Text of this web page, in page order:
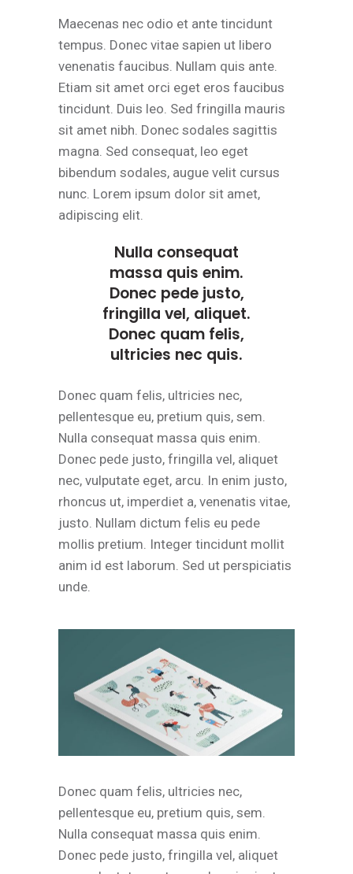
Maecenas nec odio et ante tincidunt
tempus. Donec vitae sapien ut libero
venenatis faucibus. Nullam quis ante.
Etiam sit amet orci eget eros faucibus
tincidunt. Duis leo. Sed fringilla mauris
sit amet nibh. Donec sodales sagittis
magna. Sed consequat, leo eget
bibendum sodales, augue velit cursus
nunc. Lorem ipsum dolor sit amet,
adipiscing elit.
Nulla consequat
massa quis enim.
Donec pede justo,
fringilla vel, aliquet.
Donec quam felis,
ultricies nec quis.
Donec quam felis, ultricies nec,
pellentesque eu, pretium quis, sem.
Nulla consequat massa quis enim.
Donec pede justo, fringilla vel, aliquet
nec, vulputate eget, arcu. In enim justo,
rhoncus ut, imperdiet a, venenatis vitae,
justo. Nullam dictum felis eu pede
mollis pretium. Integer tincidunt mollit
anim id est laborum. Sed ut perspiciatis
unde.
Donec quam felis, ultricies nec,
pellentesque eu, pretium quis, sem.
Nulla consequat massa quis enim.
Donec pede justo, fringilla vel, aliquet